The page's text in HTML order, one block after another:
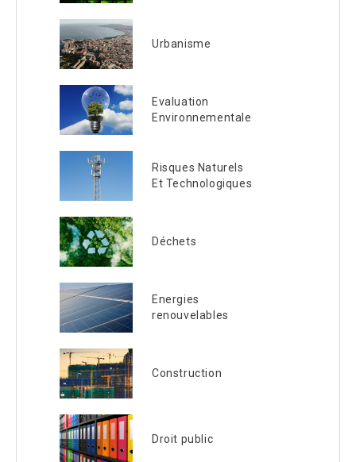
Urbanisme
Evaluation
Environnementale
Risques Naturels
Et Technologiques
Déchets
Energies
renouvelables
Construction
Droit public